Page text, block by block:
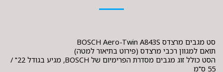
הסט כולל זוג מגבים מסדרת הפרימיום של BOSCH, מגיע בגודל 22" /